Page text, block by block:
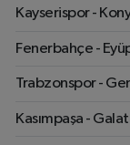
Kayserispor -
Fenerbahçe -
Trabzonspor -
Kasımpaşa -